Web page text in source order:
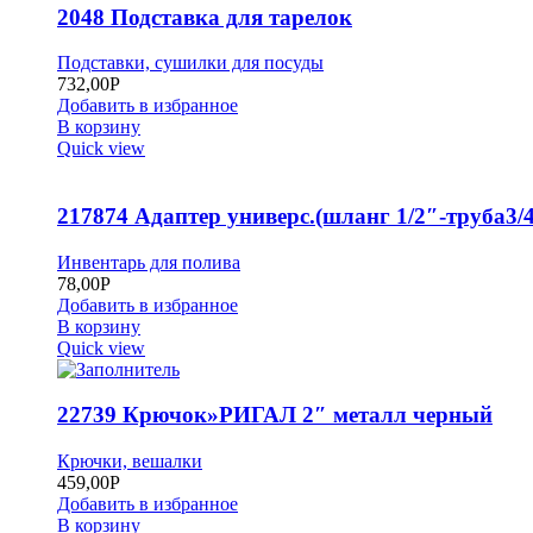
2048 Подставка для тарелок
Подставки, сушилки для посуды
732,00Р
Добавить в избранное
В корзину
Quick view
217874 Адаптер универс.(шланг 1/2″-труба3/
Инвентарь для полива
78,00Р
Добавить в избранное
В корзину
Quick view
22739 Крючок»РИГАЛ 2″ металл черный
Крючки, вешалки
459,00Р
Добавить в избранное
В корзину